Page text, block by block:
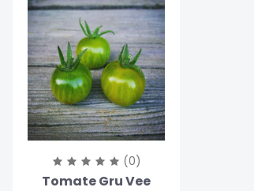
(0)
Tomate Gru Vee